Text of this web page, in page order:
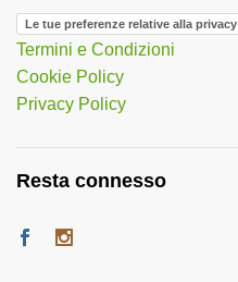
Le tue preferenze relative alla privacy
Termini e Condizioni
Cookie Policy
Privacy Policy
Resta connesso